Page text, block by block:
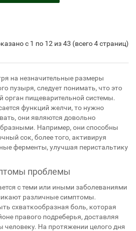
с 1 по 12 из 43 (всего 4 страниц)
на незначительные размеры
пузыря, следует понимать, что это
орган пищеварительной системы.
функций желчи, то нужно
они являются довольно
Например, они способны
сок, более того, активируя
ферменты, улучшая перистальтику
проблемы
с теми или иными заболеваниями
различные симптомы.
схваткообразная боль, которая
правого подреберья, доставляя
человеку. На протяжении целого дня